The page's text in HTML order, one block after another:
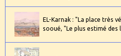
EL-Karnak : "La place très
sooué, "Le plus estimé des